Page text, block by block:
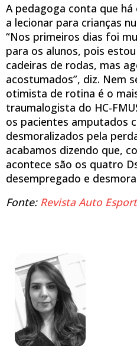
A pedagoga conta que
a lecionar para crianças
“Nos primeiros dias foi
para os alunos, pois
cadeiras de rodas, mas
acostumados”, diz. Nem
otimista de rotina é o
traumalogista do HC-
os pacientes amputados
desmoralizados pela
acabamos dizendo que,
acontece são os quatro
desempregado e
Fonte: Revista Auto